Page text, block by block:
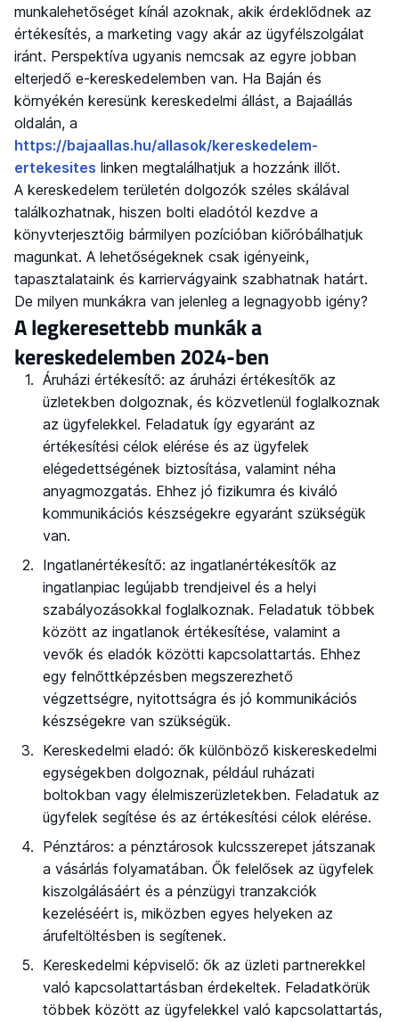
munkalehetőséget kínál azoknak, akik érdeklődnek az
értékesítés, a marketing vagy akár az ügyfélszolgálat
iránt. Perspektíva ugyanis nemcsak az egyre jobban
elterjedő e-kereskedelemben van. Ha Baján és
környékén keresünk kereskedelmi állást, a Bajaállás
oldalán, a
https://bajaallas.hu/allasok/kereskedelem-
ertekesites linken megtalálhatjuk a hozzánk illőt.
A kereskedelem területén dolgozók széles skálával
találkozhatnak, hiszen bolti eladótól kezdve a
könyvterjesztőig bármilyen pozícióban kiőróbálhatjuk
magunkat. A lehetőségeknek csak igényeink,
tapasztalataink és karriervágyaink szabhatnak határt.
De milyen munkákra van jelenleg a legnagyobb igény?
A legkeresettebb munkák a
kereskedelemben 2024-ben
Áruházi értékesítő: az áruházi értékesítők az
üzletekben dolgoznak, és közvetlenül foglalkoznak
az ügyfelekkel. Feladatuk így egyaránt az
értékesítési célok elérése és az ügyfelek
elégedettségének biztosítása, valamint néha
anyagmozgatás. Ehhez jó fizikumra és kiváló
kommunikációs készségekre egyaránt szükségük
van.
Ingatlanértékesítő: az ingatlanértékesítők az
ingatlanpiac legújabb trendjeivel és a helyi
szabályozásokkal foglalkoznak. Feladatuk többek
között az ingatlanok értékesítése, valamint a
vevők és eladók közötti kapcsolattartás. Ehhez
egy felnőttképzésben megszerezhető
végzettségre, nyitottságra és jó kommunikációs
készségekre van szükségük.
Kereskedelmi eladó: ők különböző kiskereskedelmi
egységekben dolgoznak, például ruházati
boltokban vagy élelmiszerüzletekben. Feladatuk az
ügyfelek segítése és az értékesítési célok elérése.
Pénztáros: a pénztárosok kulcsszerepet játszanak
a vásárlás folyamatában. Ők felelősek az ügyfelek
kiszolgálásáért és a pénzügyi tranzakciók
kezeléséért is, miközben egyes helyeken az
árufeltöltésben is segítenek.
Kereskedelmi képviselő: ők az üzleti partnerekkel
való kapcsolattartásban érdekeltek. Feladatkörük
többek között az ügyfelekkel való kapcsolattartás,